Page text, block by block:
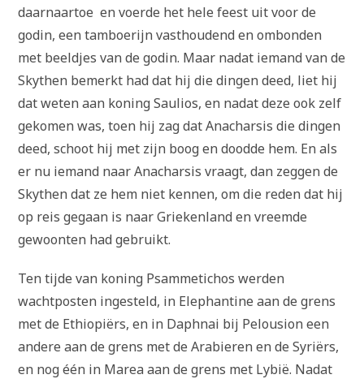
daarnaartoe en voerde het hele feest uit voor de
godin, een tamboerijn vasthoudend en ombonden
met beeldjes van de godin. Maar nadat iemand van de
Skythen bemerkt had dat hij die dingen deed, liet hij
dat weten aan koning Saulios, en nadat deze ook zelf
gekomen was, toen hij zag dat Anacharsis die dingen
deed, schoot hij met zijn boog en doodde hem. En als
er nu iemand naar Anacharsis vraagt, dan zeggen de
Skythen dat ze hem niet kennen, om die reden dat hij
op reis gegaan is naar Griekenland en vreemde
gewoonten had gebruikt.
Ten tijde van koning Psammetichos werden
wachtposten ingesteld, in Elephantine aan de grens
met de Ethiopiërs, en in Daphnai bij Pelousion een
andere aan de grens met de Arabieren en de Syriërs,
en nog één in Marea aan de grens met Lybië. Nadat